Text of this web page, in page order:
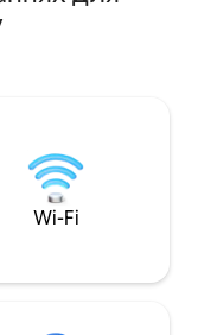
мармуровою
компактна та
обладнана
гігієнічними
Wi-Fi